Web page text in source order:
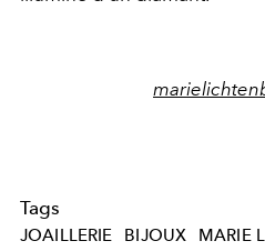
Tags
JOAILLERIE BIJOUX MARIE